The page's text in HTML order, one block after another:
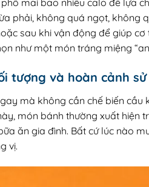
phải, không quá ngọt, không
sau khi vận động để giúp
như một món tráng miệng
tượng và hoàn cảnh
mà không cần chế biến
món bánh thường xuất hiện
ăn gia đình. Bất cứ lúc nào
vị.